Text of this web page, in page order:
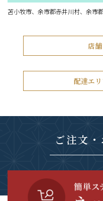
苫小牧市、余市郡赤井川村、余市
店
配達エ
ご注文